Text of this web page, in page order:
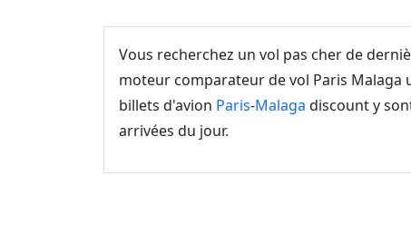
Vous recherchez un vol pas cher de
moteur comparateur de vol Paris Malaga
billets d'avion Paris-Malaga discount y
arrivées du jour.